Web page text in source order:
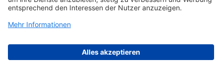
Zur Newsletteranmeldung